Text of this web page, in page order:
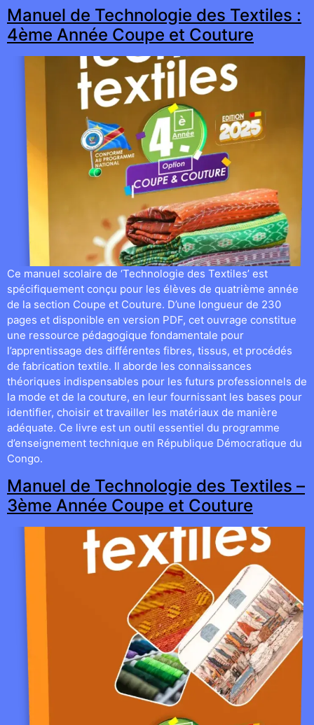
Manuel de Technologie des Textiles :
4ème Année Coupe et Couture
Ce manuel scolaire de ‘Technologie des Textiles’ est
spécifiquement conçu pour les élèves de quatrième année
de la section Coupe et Couture. D’une longueur de 230
pages et disponible en version PDF, cet ouvrage constitue
une ressource pédagogique fondamentale pour
l’apprentissage des différentes fibres, tissus, et procédés
de fabrication textile. Il aborde les connaissances
théoriques indispensables pour les futurs professionnels de
la mode et de la couture, en leur fournissant les bases pour
identifier, choisir et travailler les matériaux de manière
adéquate. Ce livre est un outil essentiel du programme
d’enseignement technique en République Démocratique du
Congo.
Manuel de Technologie des Textiles –
3ème Année Coupe et Couture